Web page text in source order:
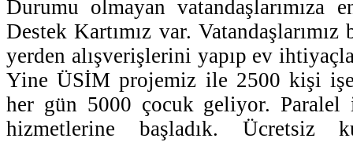
Durumu olmayan vatandaşlarımıza
Destek Kartımız var.
yerden alışverişlerini yapıp ev
Yine ÜSİM projemiz ile 2500 kişi
her gün 5000 çocuk geliyor. Paralel
hizmetlerine başladık. Ücretsiz